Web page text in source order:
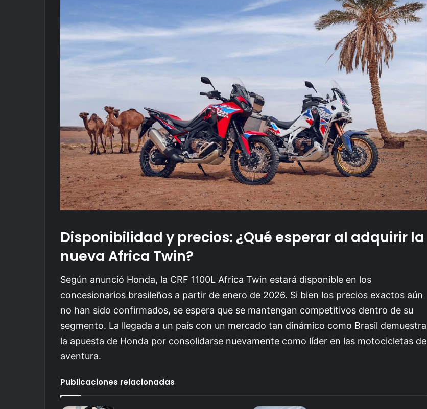
Disponibilidad y precios: ¿Qué esperar al adquirir la
nueva Africa Twin?
Según anunció Honda, la CRF 1100L Africa Twin estará disponible en los
concesionarios brasileños a partir de enero de 2026. Si bien los precios exactos aún
no han sido confirmados, se espera que se mantengan competitivos dentro de su
segmento. La llegada a un país con un mercado tan dinámico como Brasil demuestra
la apuesta de Honda por consolidarse nuevamente como líder en las motocicletas de
aventura.
Publicaciones relacionadas